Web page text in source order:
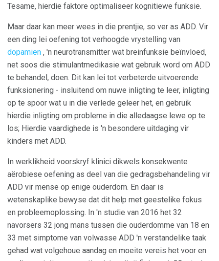
Tesame, hierdie faktore optimaliseer kognitiewe funksie.
Maar daar kan meer wees in die prentjie, so ver as ADD. Vir
een ding lei oefening tot verhoogde vrystelling van
dopamien , 'n neurotransmitter wat breinfunksie beïnvloed,
net soos die stimulantmedikasie wat gebruik word om ADD
te behandel, doen. Dit kan lei tot verbeterde uitvoerende
funksionering - insluitend om nuwe inligting te leer, inligting
op te spoor wat u in die verlede geleer het, en gebruik
hierdie inligting om probleme in die alledaagse lewe op te
los; Hierdie vaardighede is 'n besondere uitdaging vir
kinders met ADD.
In werklikheid voorskryf klinici dikwels konsekwente
aërobiese oefening as deel van die gedragsbehandeling vir
ADD vir mense op enige ouderdom. En daar is
wetenskaplike bewyse dat dit help met geestelike fokus
en probleemoplossing. In 'n studie van 2016 het 32 ​​
navorsers 32 jong mans tussen die ouderdomme van 18 en
33 met simptome van volwasse ADD 'n verstandelike taak
gehad wat volgehoue ​​aandag en moeite vereis het voor en